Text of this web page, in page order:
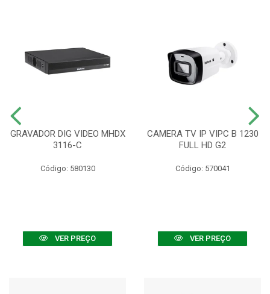
GRAVADOR DIG VIDEO MHDX
3116-C
Código: 580130
VER PREÇO
CAMERA TV IP VIPC B 1230
FULL HD G2
Código: 570041
VER PREÇO